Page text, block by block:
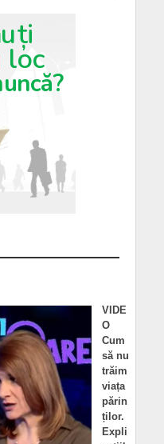
VIDE
O
Cum
să nu
trăim
viața
părin
ților.
Expli